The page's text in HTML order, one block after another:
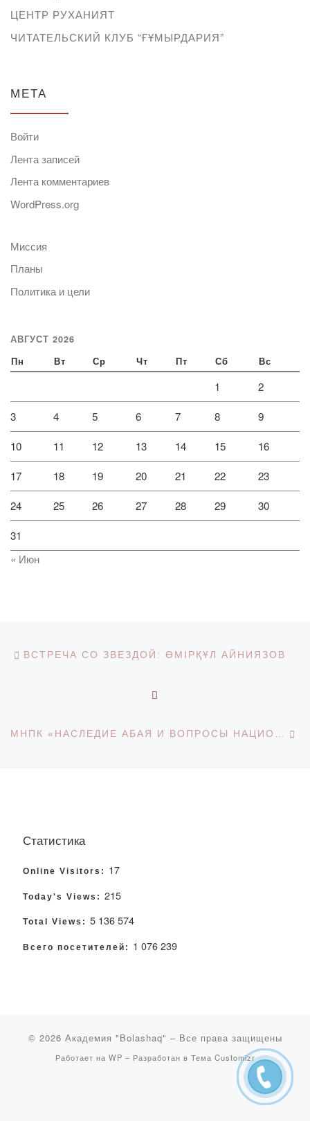
ЦЕНТР РУХАНИЯТ
ЧИТАТЕЛЬСКИЙ КЛУБ “ҒҰМЫРДАРИЯ”
МЕТА
Войти
Лента записей
Лента комментариев
WordPress.org
Миссия
Планы
Политика и цели
АВГУСТ 2026
Пн Вт Ср Чт Пт Сб Вс
1 2
3 4 5 6 7 8 9
10 11 12 13 14 15 16
17 18 19 20 21 22 23
24 25 26 27 28 29 30
31
« Июн
Навигация по записям
ВСТРЕЧА СО ЗВЕЗДОЙ: ӨМІРҚҰЛ АЙНИЯЗОВ
Статистика
Online Visitors: 17
Today's Views: 215
Total Views: 5 136 574
Всего посетителей: 1 076 239
© 2026 Академия "Bolashaq" – Все права защищены
Работает на WP – Разработан в Тема Customizr